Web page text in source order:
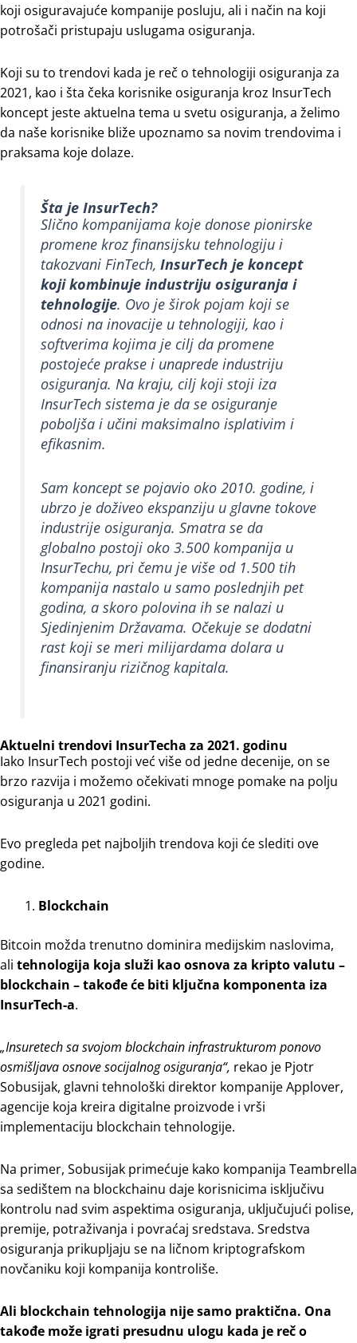
koji osiguravajuće kompanije posluju, ali i način na koji
potrošači pristupaju uslugama osiguranja.
Koji su to trendovi kada je reč o tehnologiji osiguranja za
2021, kao i šta čeka korisnike osiguranja kroz InsurTech
koncept jeste aktuelna tema u svetu osiguranja, a želimo
da naše korisnike bliže upoznamo sa novim trendovima i
praksama koje dolaze.
Šta je InsurTech?
Slično kompanijama koje donose pionirske
promene kroz finansijsku tehnologiju i
takozvani FinTech,InsurTech je koncept
koji kombinuje industriju osiguranja i
tehnologije. Ovo je širok pojam koji se
odnosi na inovacije u tehnologiji, kao i
softverima kojima je cilj da promene
postojeće prakse i unaprede industriju
osiguranja. Na kraju, cilj koji stoji iza
InsurTech sistema je da se osiguranje
poboljša i učini maksimalno isplativim i
efikasnim.
Sam koncept se pojavio oko 2010. godine, i
ubrzo je doživeo ekspanziju u glavne tokove
industrije osiguranja. Smatra se da
globalno postoji oko 3.500 kompanija u
InsurTechu, pri čemu je više od 1.500 tih
kompanija nastalo u samo poslednjih pet
godina, a skoro polovina ih se nalazi u
Sjedinjenim Državama. Očekuje se dodatni
rast koji se meri milijardama dolara u
finansiranju rizičnog kapitala.
Aktuelni trendovi InsurTecha za 2021. godinu
Iako InsurTech postoji već više od jedne decenije, on se
brzo razvija i možemo očekivati mnoge pomake na polju
osiguranja u 2021 godini.
Evo pregleda pet najboljih trendova koji će slediti ove
godine.
Blockchain
Bitcoin možda trenutno dominira medijskim naslovima,
ali tehnologija koja služi kao osnova za kripto valutu –
blockchain – takođe će biti ključna komponenta iza
InsurTech-a.
„Insuretech sa svojom blockchain infrastrukturom ponovo
osmišljava osnove socijalnog osiguranja“, rekao je Pjotr
Sobusijak, glavni tehnološki direktor kompanije Applover,
agencije koja kreira digitalne proizvode i vrši
implementaciju blockchain tehnologije.
Na primer, Sobusijak primećuje kako kompanija Teambrella
sa sedištem na blockchainu daje korisnicima isključivu
kontrolu nad svim aspektima osiguranja, uključujući polise,
premije, potraživanja i povraćaj sredstava. Sredstva
osiguranja prikupljaju se na ličnom kriptografskom
novčaniku koji kompanija kontroliše.
Ali blockchain tehnologija nije samo praktična. Ona
takođe može igrati presudnu ulogu kada je reč o